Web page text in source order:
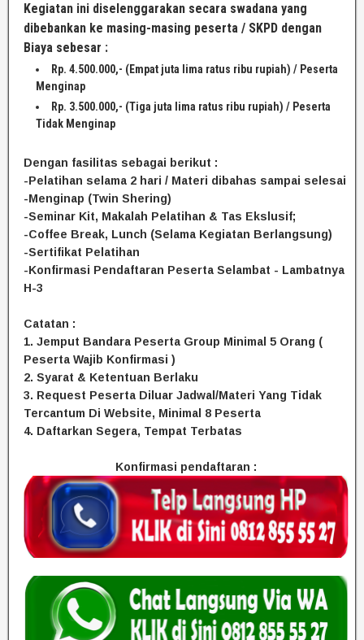
Kegiatan ini diselenggarakan secara swadana yang
dibebankan ke masing-masing peserta / SKPD dengan
Biaya sebesar :
Rp. 4.500.000,- (Empat juta lima ratus ribu rupiah) / Peserta
Menginap
Rp. 3.500.000,- (Tiga juta lima ratus ribu rupiah) / Peserta
Tidak Menginap
Dengan fasilitas sebagai berikut :
-Pelatihan selama 2 hari / Materi dibahas sampai selesai
-Menginap (Twin Shering)
-Seminar Kit, Makalah Pelatihan & Tas Ekslusif;
-Coffee Break, Lunch (Selama Kegiatan Berlangsung)
-Sertifikat Pelatihan
-Konfirmasi Pendaftaran Peserta Selambat - Lambatnya
H-3
Catatan :
1. Jemput Bandara Peserta Group Minimal 5 Orang (
Peserta Wajib Konfirmasi )
2. Syarat & Ketentuan Berlaku
3. Request Peserta Diluar Jadwal/Materi Yang Tidak
Tercantum Di Website, Minimal 8 Peserta
4. Daftarkan Segera, Tempat Terbatas
Konfirmasi pendaftaran :